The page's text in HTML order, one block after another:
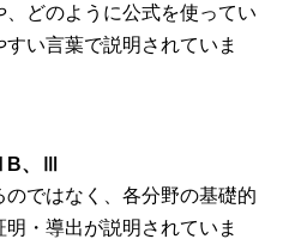
どのように公式を使ってい
い言葉で説明されていま
、Ⅲ
ではなく、各分野の基礎的
・導出が説明されていま